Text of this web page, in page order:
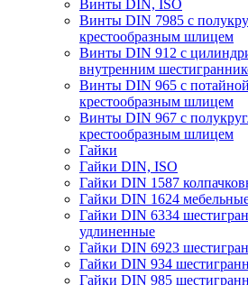
Винты DIN, ISO
Винты DIN 7985 с
крестообразным шлицем
Винты DIN 912 с
внутренним
Винты DIN 965 с
крестообразным шлицем
Винты DIN 967 с
крестообразным шлицем
Гайки
Гайки DIN, ISO
Гайки DIN 1587
Гайки DIN 1624
Гайки DIN 6334
удлиненные
Гайки DIN 6923
Гайки DIN 934
Гайки DIN 985